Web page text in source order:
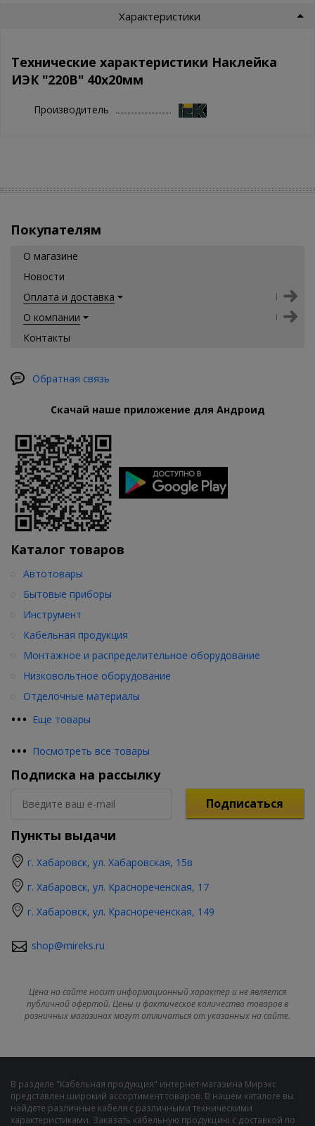
Характеристики
Технические характеристики Наклейка
ИЭК "220В" 40х20мм
Производитель
Покупателям
О магазине
Новости
Оплата и доставка
О компании
Контакты
Обратная связь
Скачай наше приложение для Андроид
Каталог товаров
••• Еще товары
Автотовары
Бытовые приборы
Инструмент
Кабельная продукция
Монтажное и распределительное оборудование
Низковольтное оборудование
Отделочные материалы
••• Посмотреть все товары
Подписка на рассылку
Подписаться
Пункты выдачи
г. Хабаровск, ул. Хабаровская, 15в
г. Хабаровск, ул. Краснореченская, 17
г. Хабаровск, ул. Краснореченская, 149
shop@mireks.ru
Цена на сайте носит информационный характер и не является
публичной офертой. Цены и фактическое количество товаров в
розничных магазинах могут отличаться от указанных на сайте.
В разделе "Кабельная продукция" интернет-магазина Мирэкс
представлен широкий ассортимент товаров. В нашем каталоге вы
найдете различные кабеля с различными техническими
характеристиками. Заказать кабельную продукцию с доставкой по